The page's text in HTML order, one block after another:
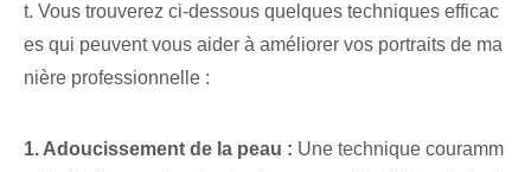
t. Vous trouverez ci-dessous quelques techniques efficac
es qui peuvent vous aider à améliorer vos portraits de ma
nière professionnelle :
1. Adoucissement de la peau : Une technique couramm